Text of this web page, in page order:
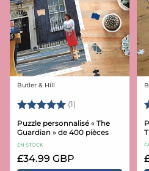
Fournisseur :
Butler & Hill
Note: (1)
Puzzle personnalisé « The
Guardian » de 400 pièces
EN STOCK
Prix
£34.99 GBP